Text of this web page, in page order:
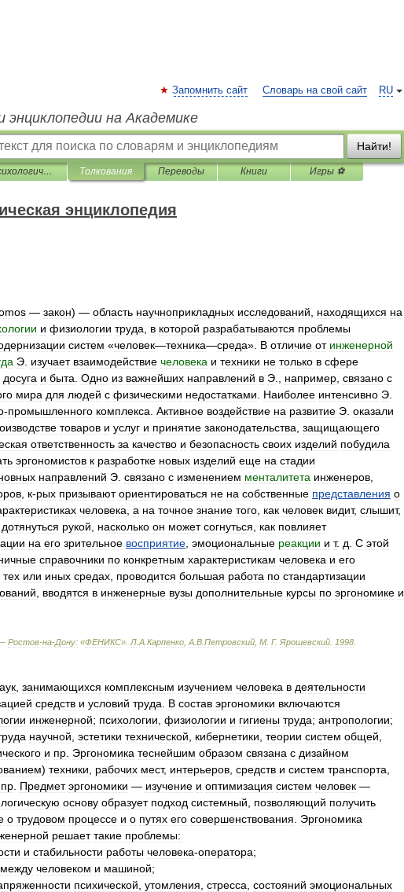
RU
Запомнить сайт Словарь на свой сайт
энциклопедии на Академике
Найти!
Большая психологическая энциклопедия Толкования Переводы Книги Игры ⚽
энциклопедия
— закон) — область научноприкладных исследований находящихся на
и физиологии труда в которой разрабатываются проблемы
систем «человек—техника—среда». В отличие от инженерной
Э изучает взаимодействие человека и техники не только в сфере
досуга и быта Одно из важнейших направлений в Э например связано с
мира для людей с физическими недостатками Наиболее интенсивно Э
-промышленного комплекса Активное воздействие на развитие Э оказали
товаров и услуг и принятие законодательства защищающего
ответственность за качество и безопасность своих изделий побудила
эргономистов к разработке новых изделий еще на стадии
направлений Э связано с изменением менталитета инженеров
к-рых призывают ориентироваться не на собственные представления о
человека а на точное знание того как человек видит, слышит,
дотянуться рукой насколько он может согнуться как повлияет
на его зрительное восприятие эмоциональные реакции и т. д С этой
справочники по конкретным характеристикам человека и его
тех или иных средах проводится большая работа по стандартизации
вводятся в инженерные вузы дополнительные курсы по эргономике и
Ростов-на-Дону: «ФЕНИКС» Л А Карпенко А В Петровский М Г. Ярошевский 1998
занимающихся комплексным изучением человека в деятельности
средств и условий труда В состав эргономики включаются
инженерной; психологии физиологии и гигиены труда; антропологии;
научной эстетики технической кибернетики теории систем общей
и пр Эргономика теснейшим образом связана с дизайном
) техники рабочих мест, интерьеров средств и систем транспорта
пр Предмет эргономики — изучение и оптимизация систем человек —
основу образует подход системный позволяющий получить
о трудовом процессе и о путях его совершенствования
Эргономика
решает такие проблемы:
и стабильности работы человека-оператора;
между человеком и машиной;
психической утомления стресса состояний эмоциональных